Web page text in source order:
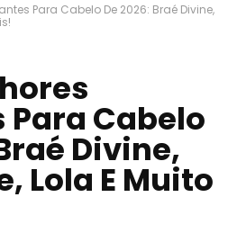
Para Cabelo De 2026: Braé Divine,
Cabelo
Divine,
Lola E Muito